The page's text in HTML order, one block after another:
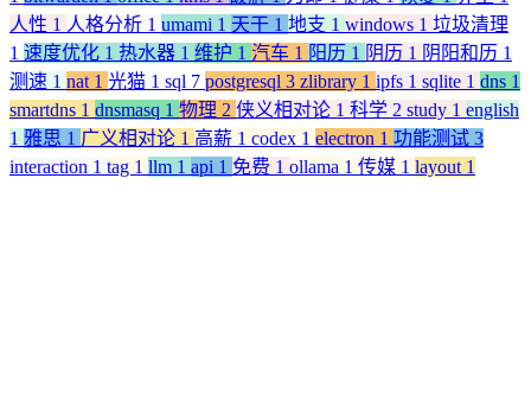
人性 1 人格分析 1 umami 1 天干 1 地支 1 windows 1 垃圾清理
1 速度优化 1 热水器 1 维护 1 汽车 1 阳历 1 阴历 1 阴阳和历 1
测速 1 nat 1 光猫 1 sql 7 postgresql 3 zlibrary 1 ipfs 1 sqlite 1 dns 1
smartdns 1 dnsmasq 1 物理 2 侠义相对论 1 科学 2 study 1 english
1 雅思 1 广义相对论 1 高薪 1 codex 1 electron 1 功能测试 3
interaction 1 tag 1 llm 1 api 1 免费 1 ollama 1 传媒 1 layout 1